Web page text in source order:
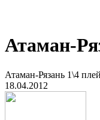
Атаман-
Атаман-Рязань 1\4
18.04.2012